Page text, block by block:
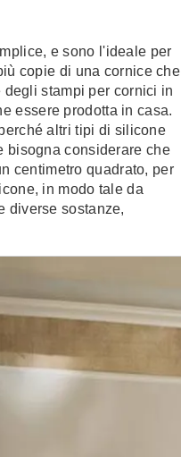
e sono l'ideale per
copie di una cornice che
stampi per cornici in
essere prodotta in casa.
altri tipi di silicone
bisogna considerare che
centimetro quadrato, per
in modo tale da
diverse sostanze,